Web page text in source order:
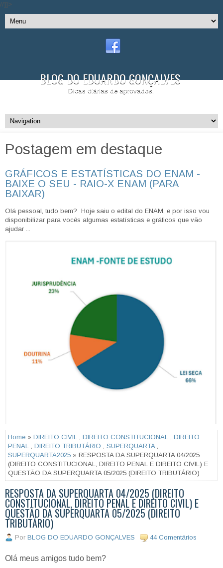
//]]>
BLOG DO EDUARDO GONÇALVES
Dicas diárias de aprovados.
Postagem em destaque
GRÁFICOS E ESTATÍSTICAS DO ENAM -
BAIXE O SEU - RAIO-X ENAM (PARA
BAIXAR)
Olá pessoal, tudo bem? Hoje saiu o edital do ENAM, e por isso vou
disponibilizar para vocês algumas estatísticas e gráficos que vão
ajudar ...
Home » DIREITO CIVIL DIREITO CONSTITUCIONAL
DIREITO
PENAL
DIREITO TRIBUTÁRIO SUPERQUARTA
SUPERQUARTA2025 » RESPOSTA DA SUPERQUARTA 04/2025
(DIREITO CONSTITUCIONAL, DIREITO PENAL E DIREITO CIVIL) E
QUESTÃO DA SUPERQUARTA 05/2025 (DIREITO TRIBUTÁRIO)
RESPOSTA DA SUPERQUARTA 04/2025 (DIREITO
CONSTITUCIONAL, DIREITO PENAL E DIREITO CIVIL) E
QUESTÃO DA SUPERQUARTA 05/2025 (DIREITO
TRIBUTÁRIO)
Por BLOG DO EDUARDO GONÇALVES 44 Comentários
Olá meus amigos tudo bem?